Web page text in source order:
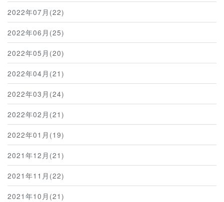
2022年07月(22)
2022年06月(25)
2022年05月(20)
2022年04月(21)
2022年03月(24)
2022年02月(21)
2022年01月(19)
2021年12月(21)
2021年11月(22)
2021年10月(21)